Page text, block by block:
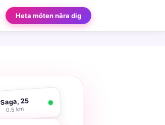
Heta möten nära dig
Saga, 25
0.5 km